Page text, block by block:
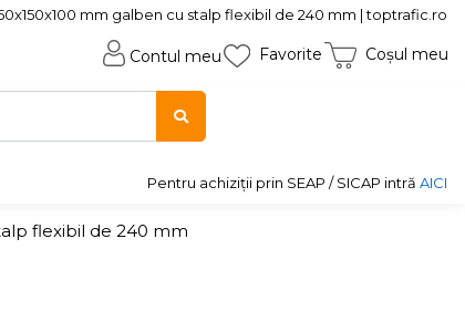
mm galben cu stalp flexibil de 240 mm | toptrafic.ro
Contul meu Favorite Coșul meu
Pentru achiziții prin SEAP / SICAP intră AICI
flexibil de 240 mm